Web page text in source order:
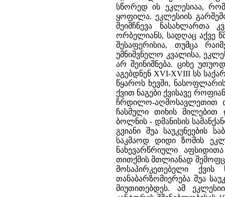
სწორედ ის ეკლესიაა,
ყოფილა. ეკლესიის
შეიმჩნევა ნასახლართა
ორბელიანს, სადღაც აქვე
შესაფერისია, თუმცა
უმნიშვნელო კვალისა,
არ შეინიშნება. ციხე
აგებდნენ XVI-XVIII სს
წყაროს ხევში,
ქვით ნაგები ქვისავე
ჩრდილო-აღმოსავლეთით
ჩასმული თიხის მილებით
ბოლნის - დმანისის
გვიანი შუა საუკუნეების
საკმაოდ დიდი ზომის
ნახევარწრიული
თითქმის მთლიანად
მოსაპირკეთებელი
თანაბარზომიერება შუა
მიუთითებდეს. ამ